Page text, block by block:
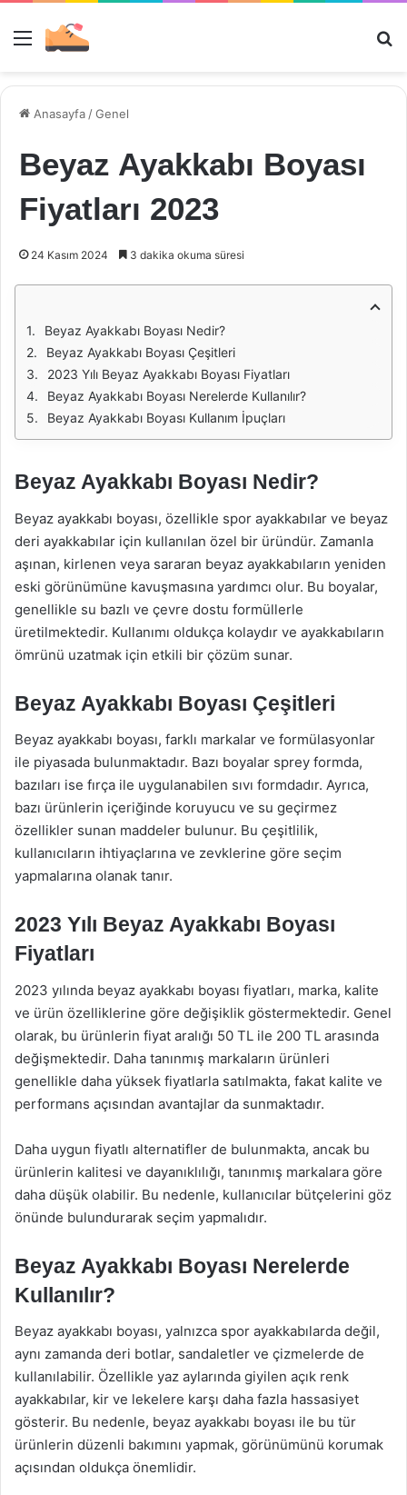
Menü
Anasayfa /Genel
Beyaz Ayakkabı Boyası
Fiyatları 2023
24 Kasım 2024 3 dakika okuma süresi
Beyaz Ayakkabı Boyası Nedir?
Beyaz Ayakkabı Boyası Çeşitleri
2023 Yılı Beyaz Ayakkabı Boyası Fiyatları
Beyaz Ayakkabı Boyası Nerelerde Kullanılır?
Beyaz Ayakkabı Boyası Kullanım İpuçları
Beyaz Ayakkabı Boyası Nedir?
Beyaz ayakkabı boyası, özellikle spor ayakkabılar ve beyaz
deri ayakkabılar için kullanılan özel bir üründür. Zamanla
aşınan, kirlenen veya sararan beyaz ayakkabıların yeniden
eski görünümüne kavuşmasına yardımcı olur. Bu boyalar,
genellikle su bazlı ve çevre dostu formüllerle
üretilmektedir. Kullanımı oldukça kolaydır ve ayakkabıların
ömrünü uzatmak için etkili bir çözüm sunar.
Beyaz Ayakkabı Boyası Çeşitleri
Beyaz ayakkabı boyası, farklı markalar ve formülasyonlar
ile piyasada bulunmaktadır. Bazı boyalar sprey formda,
bazıları ise fırça ile uygulanabilen sıvı formdadır. Ayrıca,
bazı ürünlerin içeriğinde koruyucu ve su geçirmez
özellikler sunan maddeler bulunur. Bu çeşitlilik,
kullanıcıların ihtiyaçlarına ve zevklerine göre seçim
yapmalarına olanak tanır.
2023 Yılı Beyaz Ayakkabı Boyası
Fiyatları
2023 yılında beyaz ayakkabı boyası fiyatları, marka, kalite
ve ürün özelliklerine göre değişiklik göstermektedir. Genel
olarak, bu ürünlerin fiyat aralığı 50 TL ile 200 TL arasında
değişmektedir. Daha tanınmış markaların ürünleri
genellikle daha yüksek fiyatlarla satılmakta, fakat kalite ve
performans açısından avantajlar da sunmaktadır.
Daha uygun fiyatlı alternatifler de bulunmakta, ancak bu
ürünlerin kalitesi ve dayanıklılığı, tanınmış markalara göre
daha düşük olabilir. Bu nedenle, kullanıcılar bütçelerini göz
önünde bulundurarak seçim yapmalıdır.
Beyaz Ayakkabı Boyası Nerelerde
Kullanılır?
Beyaz ayakkabı boyası, yalnızca spor ayakkabılarda değil,
aynı zamanda deri botlar, sandaletler ve çizmelerde de
kullanılabilir. Özellikle yaz aylarında giyilen açık renk
ayakkabılar, kir ve lekelere karşı daha fazla hassasiyet
gösterir. Bu nedenle, beyaz ayakkabı boyası ile bu tür
ürünlerin düzenli bakımını yapmak, görünümünü korumak
açısından oldukça önemlidir.